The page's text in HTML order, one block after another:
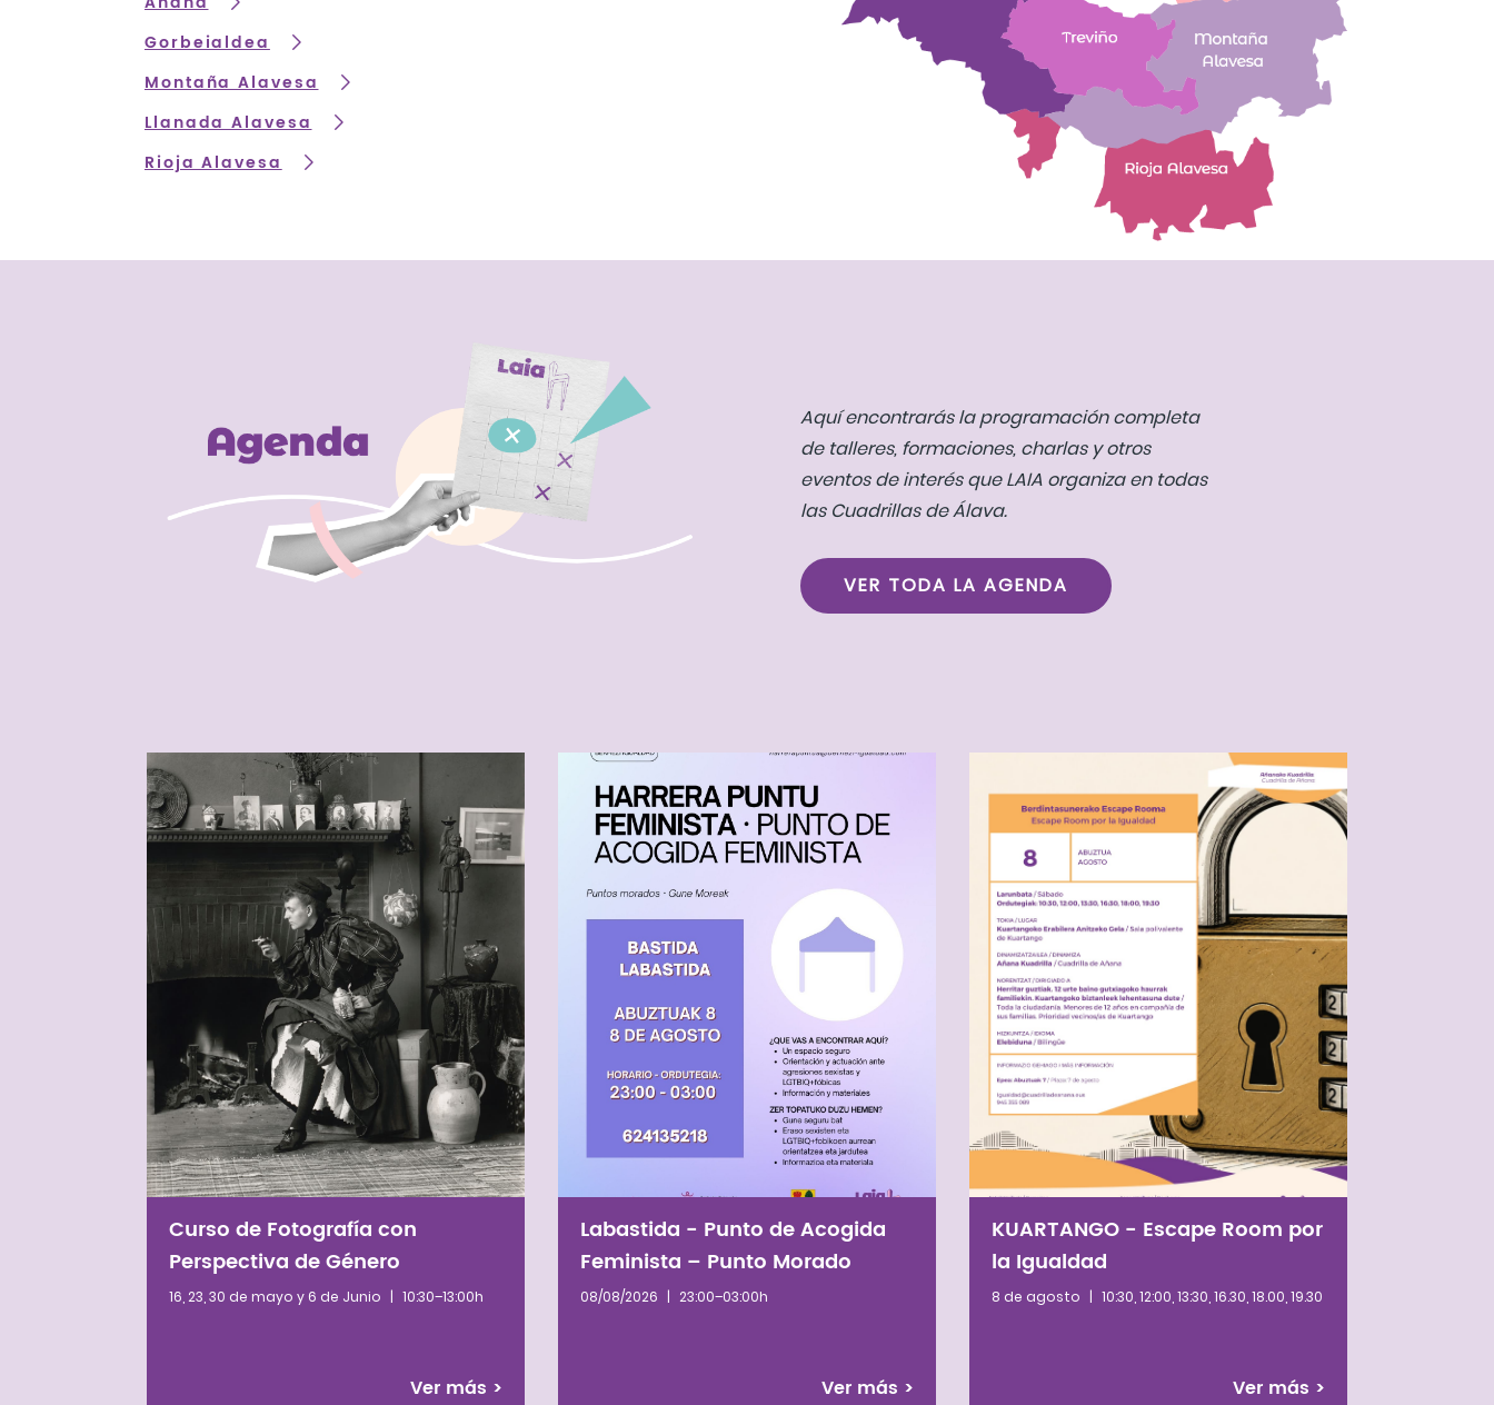
Gorbeialdea
Montaña Alavesa
Llanada Alavesa
Rioja Alavesa
Aquí encontrarás la programación completa
de talleres, formaciones, charlas y otros
eventos de interés que LAIA organiza en todas
las Cuadrillas de Álava.
VER TODA LA AGENDA
Curso de Fotografía con
Perspectiva de Género
16, 23, 30 de mayo y 6 de Junio | 10:30–13:00h
Ver más >
Labastida - Punto de Acogida
Feminista – Punto Morado
08/08/2026 | 23:00–03:00h
Ver más >
KUARTANGO - Escape Room por
la Igualdad
8 de agosto | 10:30, 12:00, 13:30, 16.30, 18.00, 19.30
Ver más >
El norte del Cauca es una región de enorme importancia estratégica, tanto geopolítica como económica, marcada por la presencia de cultivos de